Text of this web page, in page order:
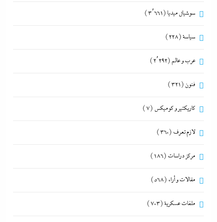
سوشيال ميديا (3٬661)
سياسة(228)
عرب و عالم (2٬292)
فنون (321)
كاريكتير و كوميكس (7)
لازم تعرف (360)
مركز دراسات (186)
مقالات و أراء (568)
ملفات عسكرية(703)